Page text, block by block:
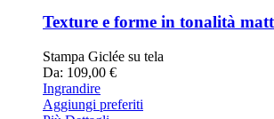
Texture e forme in tonalità
Stampa Giclée su tela
Da: 109,00 €
Ingrandire
Aggiungi preferiti